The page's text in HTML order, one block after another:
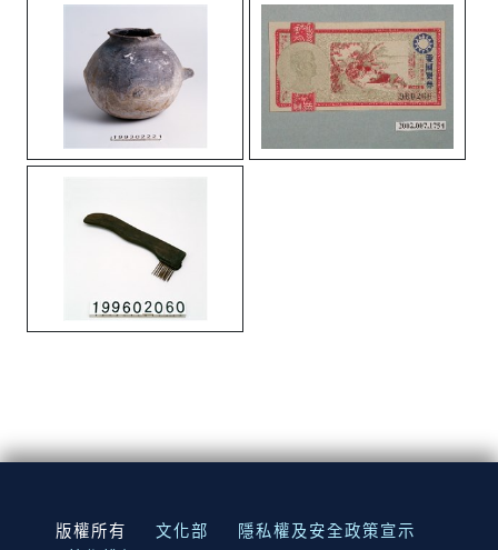
:::
版權所有 文化部
隱私權及安全政策宣示